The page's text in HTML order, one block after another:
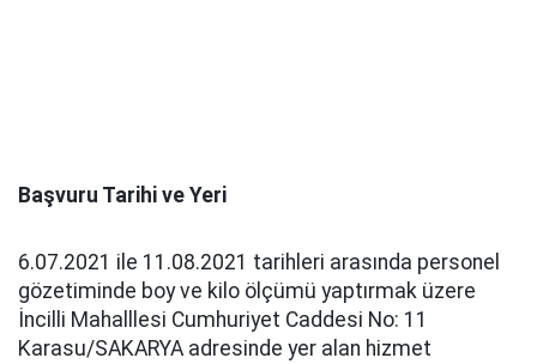
Başvuru Tarihi ve Yeri
6.07.2021 ile 11.08.2021 tarihleri arasında personel
gözetiminde boy ve kilo ölçümü yaptırmak üzere
İncilli Mahalllesi Cumhuriyet Caddesi No: 11
Karasu/SAKARYA adresinde yer alan hizmet